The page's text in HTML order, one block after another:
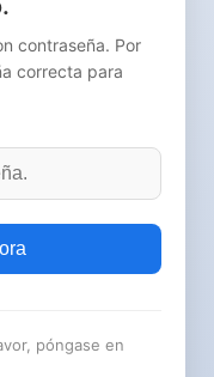
contraseña. Por
correcta para
póngase en